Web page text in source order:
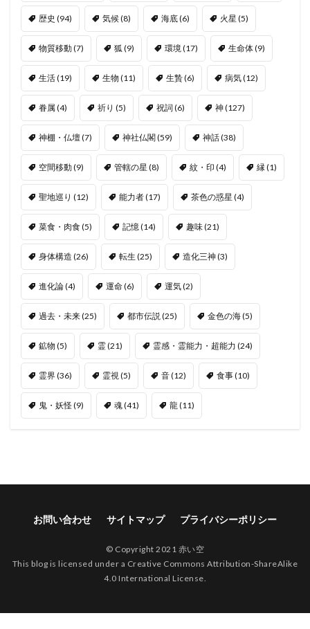
歴史 (94) 気候(8) 海底(6) 火星 (5)
物質移動(7) 狐 (9) 環境 (17) 生命体(9)
生活(19) 生物 (11) 生贄(6) 病気(12)
眷属(4) 祈り (5) 祝詞(6) 神(127)
神棚・仏壇(7) 神社仏閣(59) 神話(38)
空間移動(9) 管轄の星 (8) 紋・印 (4) 縁(1)
聖地巡り (12) 能力者(17) 茶色の惑星 (4)
菜食・肉食(5) 記憶(14) 趣味(21)
身体構造 (26) 転生 (25) 造化三神(3)
進化論(4) 運命(6) 運気(2)
過去・未来(25) 都市伝説 (25) 金色の海(5)
鉱物 (5) 霊(21) 霊感・霊能力・超能力 (24)
霊界(36) 霊視 (5) 音(12) 食事(10)
鬼・妖怪(9) 魂(41) 龍 (11)
お問い合わせ サイトマップ プライバシーポリシー
© Copyright 2021 赤い空
This blog is licensed under a Creative Commons Attribution-ShareAlike
4.0 International License.